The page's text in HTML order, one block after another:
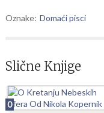
Oznake: Domaći pisci
Slične Knjige
0